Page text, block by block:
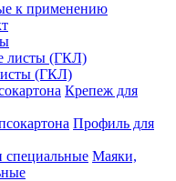
к применению
(ГКЛ)
Крепеж для
Профиль для
Маяки,